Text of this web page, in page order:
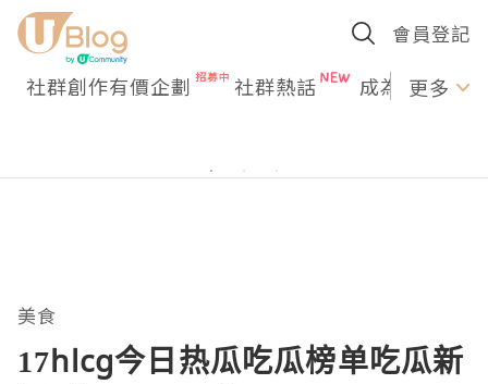
會員登記
社群創作有價企劃 社群熱話 成為U更多
美食
17hlcg今日热瓜吃瓜榜单吃瓜新